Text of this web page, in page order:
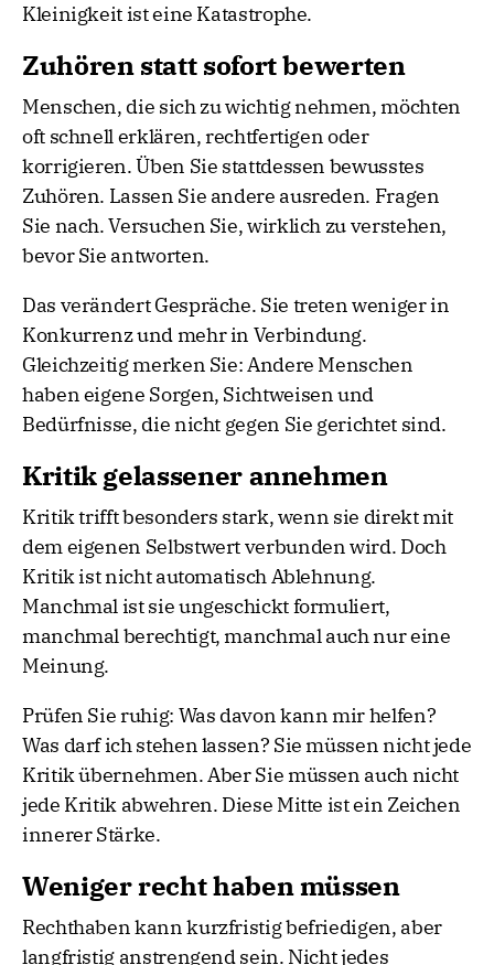
Kleinigkeit ist eine Katastrophe.
Zuhören statt sofort bewerten
Menschen, die sich zu wichtig nehmen, möchten
oft schnell erklären, rechtfertigen oder
korrigieren. Üben Sie stattdessen bewusstes
Zuhören. Lassen Sie andere ausreden. Fragen
Sie nach. Versuchen Sie, wirklich zu verstehen,
bevor Sie antworten.
Das verändert Gespräche. Sie treten weniger in
Konkurrenz und mehr in Verbindung.
Gleichzeitig merken Sie: Andere Menschen
haben eigene Sorgen, Sichtweisen und
Bedürfnisse, die nicht gegen Sie gerichtet sind.
Kritik gelassener annehmen
Kritik trifft besonders stark, wenn sie direkt mit
dem eigenen Selbstwert verbunden wird. Doch
Kritik ist nicht automatisch Ablehnung.
Manchmal ist sie ungeschickt formuliert,
manchmal berechtigt, manchmal auch nur eine
Meinung.
Prüfen Sie ruhig: Was davon kann mir helfen?
Was darf ich stehen lassen? Sie müssen nicht jede
Kritik übernehmen. Aber Sie müssen auch nicht
jede Kritik abwehren. Diese Mitte ist ein Zeichen
innerer Stärke.
Weniger recht haben müssen
Rechthaben kann kurzfristig befriedigen, aber
langfristig anstrengend sein. Nicht jedes